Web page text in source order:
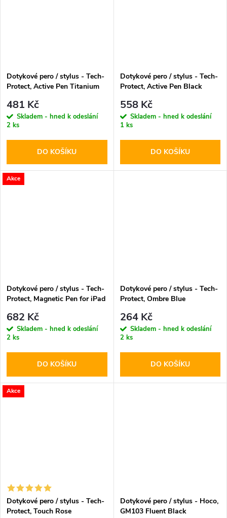
Dotykové pero / stylus - Tech-
Protect, Active Pen Titanium
481 Kč
Skladem - hned k odeslání
2 ks
DO KOŠÍKU
Dotykové pero / stylus - Tech-
Protect, Active Pen Black
558 Kč
Skladem - hned k odeslání
1 ks
DO KOŠÍKU
Akce
Dotykové pero / stylus - Tech-
Protect, Magnetic Pen for iPad
682 Kč
Skladem - hned k odeslání
2 ks
DO KOŠÍKU
Dotykové pero / stylus - Tech-
Protect, Ombre Blue
264 Kč
Skladem - hned k odeslání
2 ks
DO KOŠÍKU
Akce
Dotykové pero / stylus - Tech-
Protect, Touch Rose
Dotykové pero / stylus - Hoco,
GM103 Fluent Black